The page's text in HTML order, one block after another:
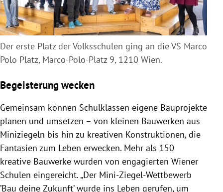
Der erste Platz der Volksschulen ging an die VS Marco
Polo Platz, Marco-Polo-Platz 9, 1210 Wien.
Begeisterung wecken
Gemeinsam können Schulklassen eigene Bauprojekte
planen und umsetzen – von kleinen Bauwerken aus
Miniziegeln bis hin zu kreativen Konstruktionen, die
Fantasien zum Leben erwecken. Mehr als 150
kreative Bauwerke wurden von engagierten Wiener
Schulen eingereicht. „Der Mini-Ziegel-Wettbewerb
’Bau deine Zukunft’ wurde ins Leben gerufen, um